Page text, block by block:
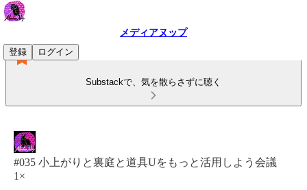
メディアヌップ
登録
ログイン
Substackで、気を散らさずに聴く
#035 小上がりと裏庭と道具Uをもっと活用しよう会議
1×